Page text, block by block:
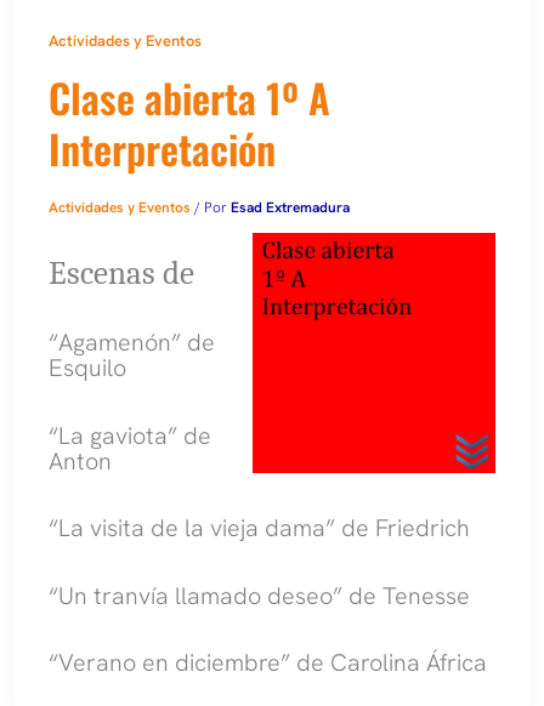
Actividades y Eventos
Clase abierta 1º A
Interpretación
Actividades y Eventos / PorEsad Extremadura
Escenas de
“Agamenón” de
Esquilo
“La gaviota” de
Anton
“La visita de la vieja dama” de Friedrich
“Un tranvía llamado deseo” de Tenesse
“Verano en diciembre” de Carolina África